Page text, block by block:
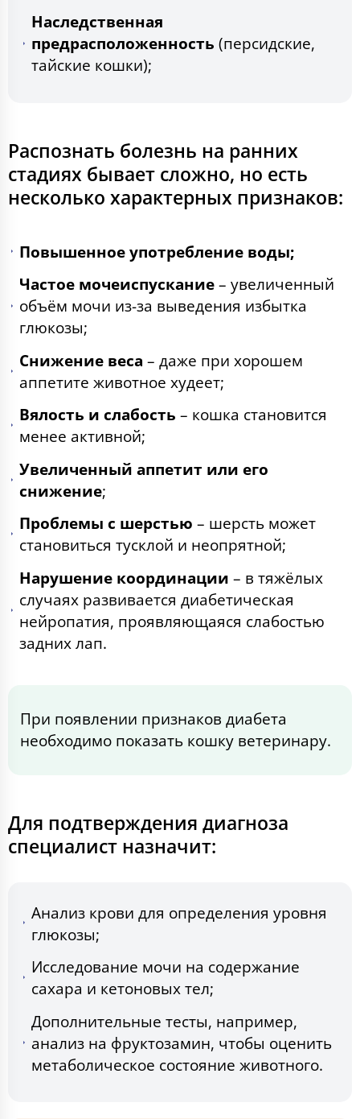
Наследственная
предрасположенность(персидские,
тайские кошки);
Распознать болезнь на ранних
стадиях бывает сложно, но есть
несколько характерных признаков:
Повышенное употребление воды;
Частое мочеиспускание – увеличенный
объём мочи из-за выведения избытка
глюкозы;
Снижение веса – даже при хорошем
аппетите животное худеет;
Вялость и слабость – кошка становится
менее активной;
Увеличенный аппетит или его
снижение;
Проблемы с шерстью – шерсть может
становиться тусклой и неопрятной;
Нарушение координации – в тяжёлых
случаях развивается диабетическая
нейропатия, проявляющаяся слабостью
задних лап.
При появлении признаков диабета
необходимо показать кошку ветеринару.
Для подтверждения диагноза
специалист назначит:
Анализ крови для определения уровня
глюкозы;
Исследование мочи на содержание
сахара и кетоновых тел;
Дополнительные тесты, например,
анализ на фруктозамин, чтобы оценить
метаболическое состояние животного.